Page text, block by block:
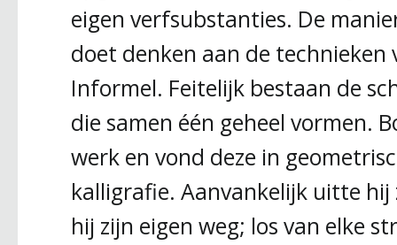
eigen verfsubstanties. De
doet denken aan de
Informel. Feitelijk bestaan de
die samen één geheel vormen.
werk en vond deze in
kalligrafie. Aanvankelijk uitte
hij zijn eigen weg; los van elke